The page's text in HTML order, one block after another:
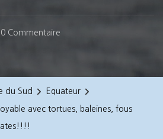
0 CommentaireSur
du Sud Equateur
avec tortues, baleines, fous